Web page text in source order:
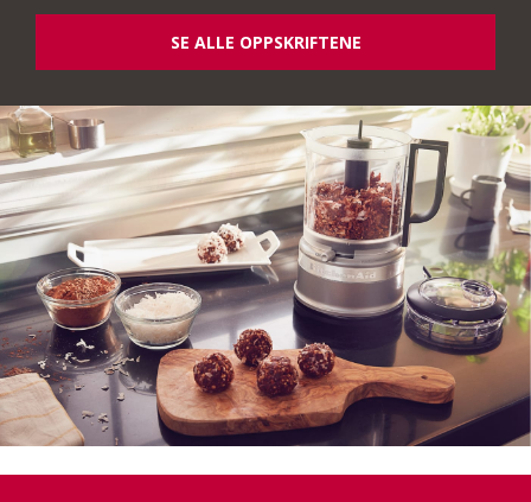
SE ALLE OPPSKRIFTENE